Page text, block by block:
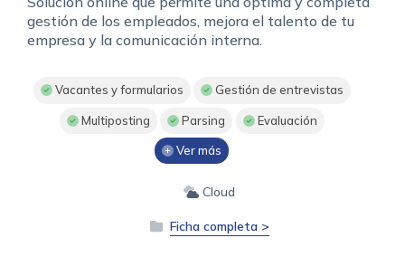
gestión de los empleados, mejora el talento de tu
empresa y la comunicación interna.
Vacantes y formularios Gestión de entrevistas
Multiposting Parsing Evaluación
Ver más
Cloud
Ficha completa >